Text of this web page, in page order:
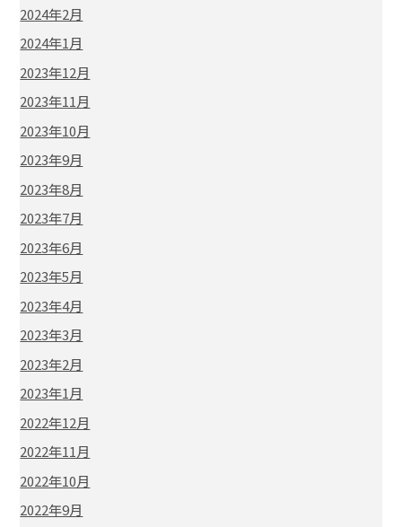
2024年2月
2024年1月
2023年12月
2023年11月
2023年10月
2023年9月
2023年8月
2023年7月
2023年6月
2023年5月
2023年4月
2023年3月
2023年2月
2023年1月
2022年12月
2022年11月
2022年10月
2022年9月